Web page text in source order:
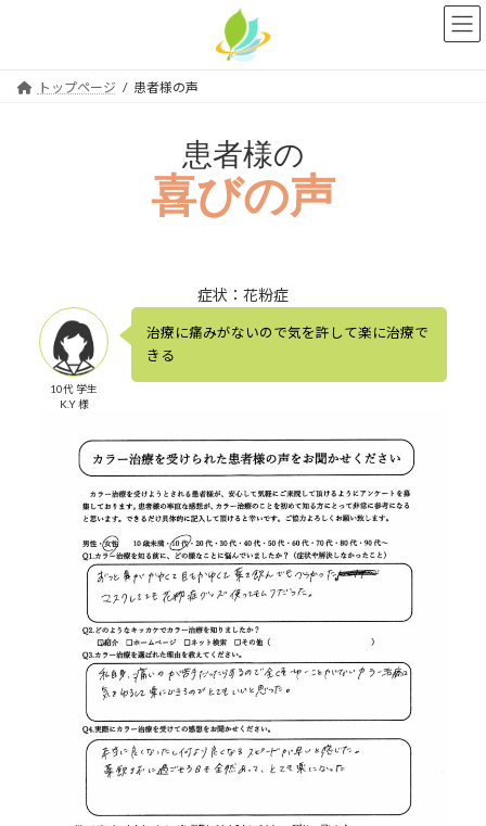
トップページ 患者様の声
患者様の
喜びの声
症状：花粉症
10代 学生
K.Y 様
治療に痛みがないので気を許して楽に治療で
きる